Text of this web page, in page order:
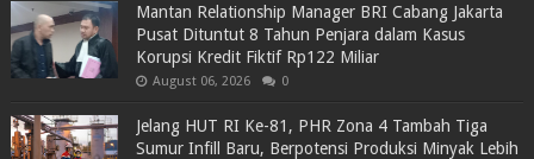
Mantan Relationship Manager BRI Cabang Jakarta
Pusat Dituntut 8 Tahun Penjara dalam Kasus
Korupsi Kredit Fiktif Rp122 Miliar
August 06, 2026 0
Jelang HUT RI Ke-81, PHR Zona 4 Tambah Tiga
Sumur Infill Baru, Berpotensi Produksi Minyak Lebih